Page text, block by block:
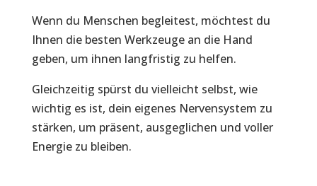
Wenn du Menschen begleitest, möchtest du
Ihnen die besten Werkzeuge an die Hand
geben, um ihnen langfristig zu helfen.
Gleichzeitig spürst du vielleicht selbst, wie
wichtig es ist, dein eigenes Nervensystem zu
stärken, um präsent, ausgeglichen und voller
Energie zu bleiben.